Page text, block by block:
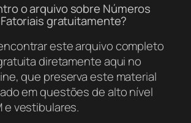
o arquivo sobre Números
gratuitamente?
este arquivo completo
diretamente aqui no
que preserva este material
em questões de alto nível
e vestibulares.